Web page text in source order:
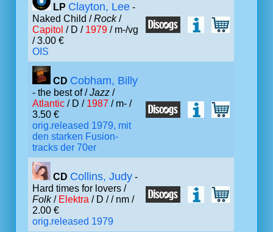
LP Clayton, Lee -
Naked Child /Rock/
Capitol / D / 1979 / m-/vg
/ 3.00 €
OIS
CD Cobham, Billy
- the best of /Jazz /
Atlantic / D / 1987 / m- /
3.50 €
orig.released 1979, mit
den starken Fusion-
tracks der 70er
CD Collins, Judy -
Hard times for lovers /
Folk/ Elektra / D // nm /
2.00 €
orig.released 1979